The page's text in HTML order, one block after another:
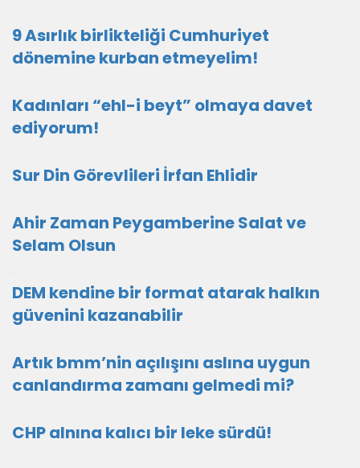
9 Asırlık birlikteliği Cumhuriyet
dönemine kurban etmeyelim!
Kadınları “ehl-i beyt” olmaya davet
ediyorum!
Sur Din Görevlileri İrfan Ehlidir
Ahir Zaman Peygamberine Salat ve
Selam Olsun
DEM kendine bir format atarak halkın
güvenini kazanabilir
Artık bmm’nin açılışını aslına uygun
canlandırma zamanı gelmedi mi?
CHP alnına kalıcı bir leke sürdü!